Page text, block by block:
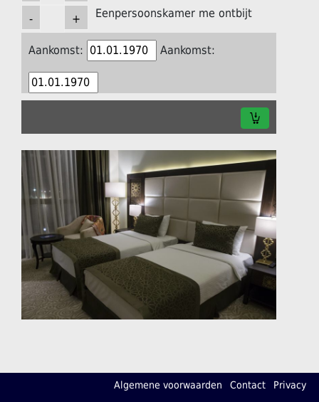
Eenpersoonskamer me ontbijt
Aankomst: Aankomst:
Algemene voorwaarden Contact Privacy